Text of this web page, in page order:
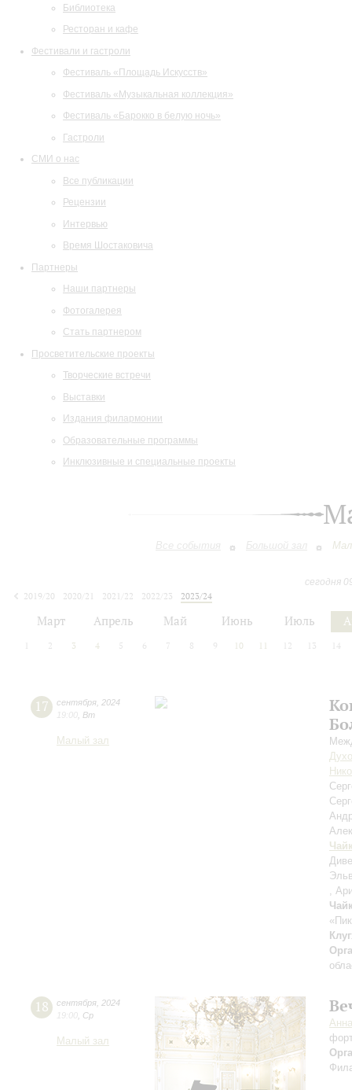
Библиотека
Ресторан и кафе
Фестивали и гастроли
Фестиваль «Площадь Искусств»
Фестиваль «Музыкальная коллекция»
Фестиваль «Барокко в белую ночь»
Гастроли
СМИ о нас
Все публикации
Рецензии
Интервью
Время Шостаковича
Партнеры
Наши партнеры
Фотогалерея
Стать партнером
Просветительские проекты
Творческие встречи
Выставки
Издания филармонии
Образовательные программы
Инклюзивные и специальные проекты
Все события Большой зал
сегодня
2019/20
2020/21 2021/22 2022/23
2023/24
Март Апрель Май Июнь Июль
2 3 4 5 6 7 8 9 10 11 12 13 14
17 сентября 2024
19:00 Вт
Малый зал
,
18 сентября 2024
19:00 Ср
Малый зал